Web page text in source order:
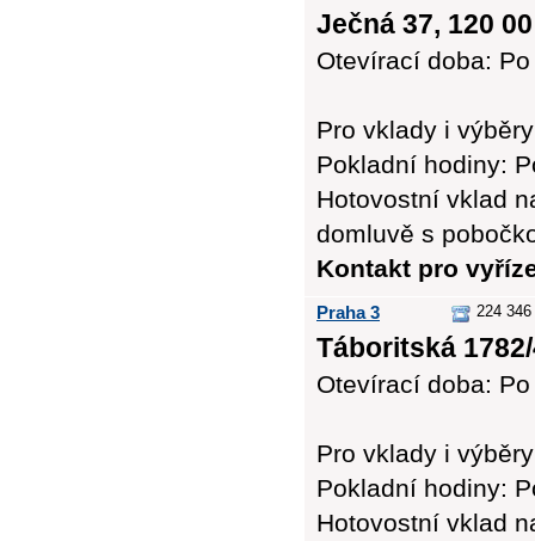
Ječná 37, 120 00
Otevírací doba:
Pro vklady i
Pokladní hodiny:
Hotovostní vklad
domluvě s
Kontakt pro
Praha 3 224
Táboritská
Otevírací doba:
Pro vklady i
Pokladní hodiny:
Hotovostní vklad